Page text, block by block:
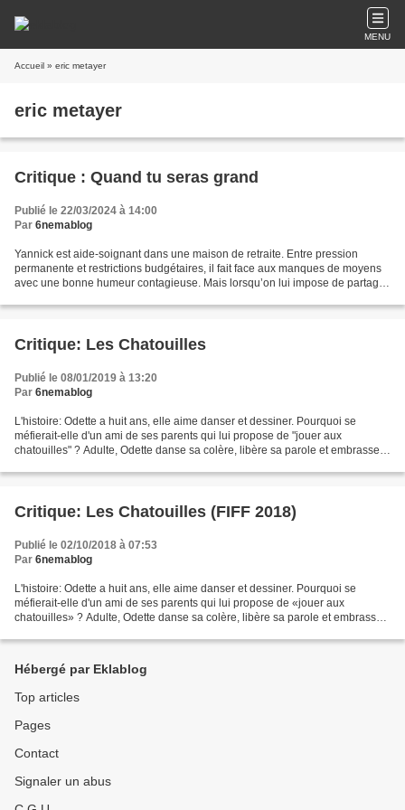
MENU
Accueil » eric metayer
eric metayer
Critique : Quand tu seras grand
Publié le 22/03/2024 à 14:00
Par 6nemablog
Yannick est aide-soignant dans une maison de retraite. Entre pression
permanente et restrictions budgétaires, il fait face aux manques de moyens
avec une bonne humeur contagieuse. Mais lorsqu’on lui impose de partager
Critique: Les Chatouilles
Publié le 08/01/2019 à 13:20
Par 6nemablog
L'histoire: Odette a huit ans, elle aime danser et dessiner. Pourquoi se
méfierait-elle d'un ami de ses parents qui lui propose de "jouer aux
chatouilles" ? Adulte, Odette danse sa colère, libère sa parole et embrasse
Critique: Les Chatouilles (FIFF 2018)
Publié le 02/10/2018 à 07:53
Par 6nemablog
L'histoire: Odette a huit ans, elle aime danser et dessiner. Pourquoi se
méfierait-elle d'un ami de ses parents qui lui propose de «jouer aux
chatouilles» ? Adulte, Odette danse sa colère, libère sa parole et embrasse
Hébergé par Eklablog
Top articles
Pages
Contact
Signaler un abus